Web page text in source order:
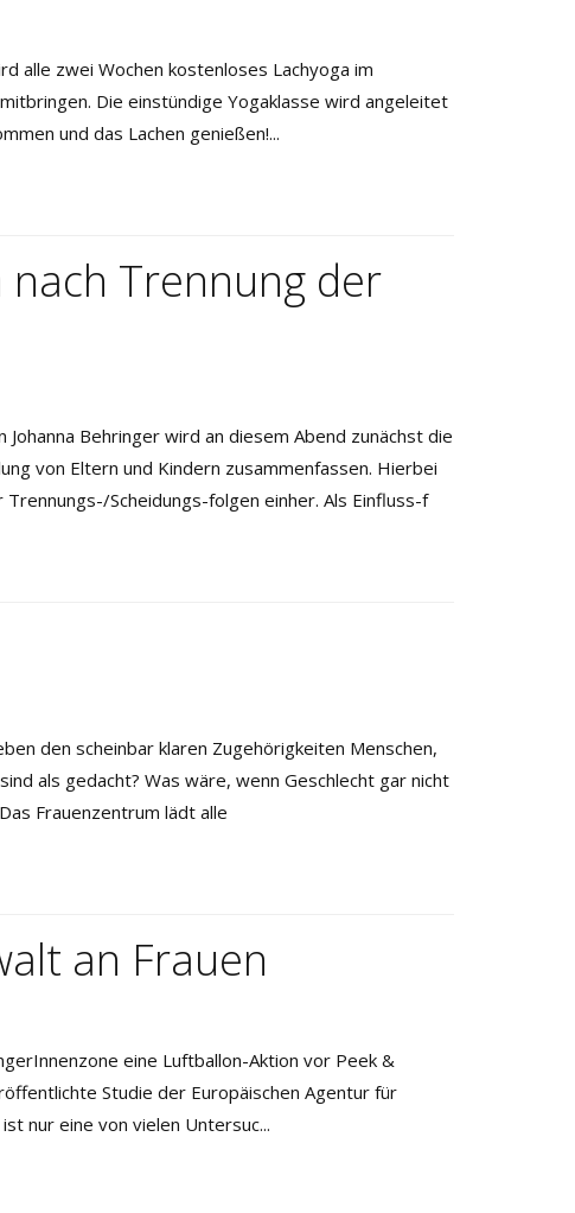
alle zwei Wochen kostenloses Lachyoga im
Die einstündige Yogaklasse wird angeleitet
und das Lachen genießen!...
nach Trennung der
Johanna Behringer wird an diesem Abend zunächst die
von Eltern und Kindern zusammenfassen. Hierbei
Scheidungs-folgen einher. Als Einfluss-f
den scheinbar klaren Zugehörigkeiten Menschen,
als gedacht? Was wäre, wenn Geschlecht gar nicht
Frauenzentrum lädt alle
an Frauen
eine Luftballon-Aktion vor Peek &
Studie der Europäischen Agentur für
nur eine von vielen Untersuc...